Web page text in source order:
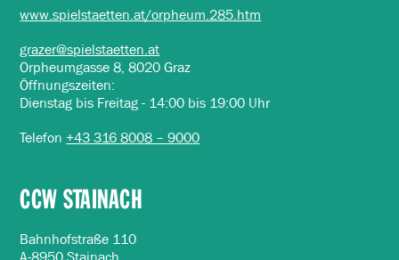
www.spielstaetten.at/orpheum.285.htm
grazer@spielstaetten.at
Orpheumgasse 8, 8020 Graz
Öffnungszeiten:
Dienstag bis Freitag - 14:00 bis 19:00 Uhr
Telefon +43 316 8008 – 9000
CCW STAINACH
Bahnhofstraße 110